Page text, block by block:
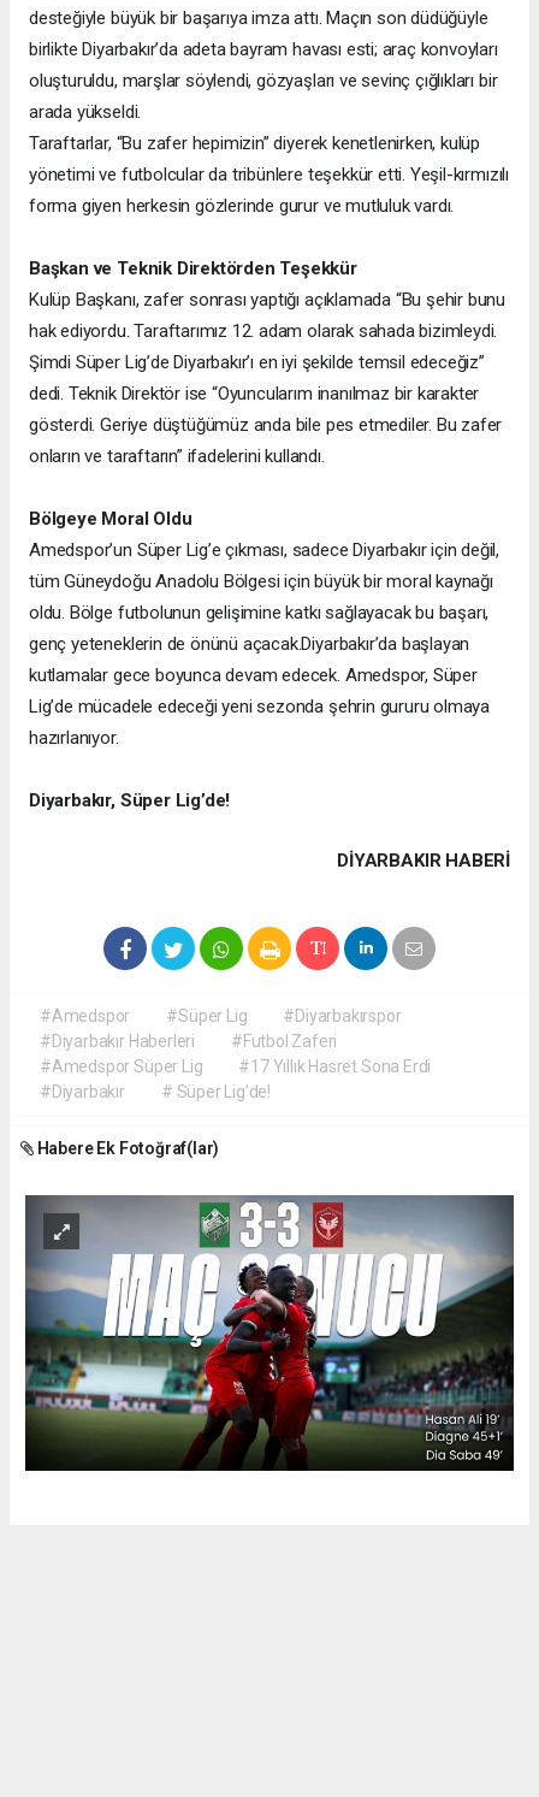
desteğiyle büyük bir başarıya imza attı. Maçın son düdüğüyle
birlikte Diyarbakır’da adeta bayram havası esti; araç konvoyları
oluşturuldu, marşlar söylendi, gözyaşları ve sevinç çığlıkları bir
arada yükseldi.
Taraftarlar, “Bu zafer hepimizin” diyerek kenetlenirken, kulüp
yönetimi ve futbolcular da tribünlere teşekkür etti. Yeşil-kırmızılı
forma giyen herkesin gözlerinde gurur ve mutluluk vardı.
Başkan ve Teknik Direktörden Teşekkür
Kulüp Başkanı, zafer sonrası yaptığı açıklamada “Bu şehir bunu
hak ediyordu. Taraftarımız 12. adam olarak sahada bizimleydi.
Şimdi Süper Lig’de Diyarbakır’ı en iyi şekilde temsil edeceğiz”
dedi. Teknik Direktör ise “Oyuncularım inanılmaz bir karakter
gösterdi. Geriye düştüğümüz anda bile pes etmediler. Bu zafer
onların ve taraftarın” ifadelerini kullandı.
Bölgeye Moral Oldu
Amedspor’un Süper Lig’e çıkması, sadece Diyarbakır için değil,
tüm Güneydoğu Anadolu Bölgesi için büyük bir moral kaynağı
oldu. Bölge futbolunun gelişimine katkı sağlayacak bu başarı,
genç yeteneklerin de önünü açacak.Diyarbakır’da başlayan
kutlamalar gece boyunca devam edecek. Amedspor, Süper
Lig’de mücadele edeceği yeni sezonda şehrin gururu olmaya
hazırlanıyor.
Diyarbakır, Süper Lig’de!
DIYARBAKIR HABERİ
#Amedspor #Süper Lig
#Diyarbakırspor
#Diyarbakır Haberleri
#Futbol Zaferi
#Amedspor Süper Lig
#17 Yıllık Hasret Sona Erdi
#Diyarbakır
# Süper Lig’de!
Habere Ek Fotoğraf(lar)